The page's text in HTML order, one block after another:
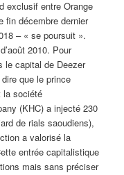
exclusif entre Orange
fin décembre dernier
– « se poursuit ».
2010. Pour
le capital de Deezer
que le prince
la société
(KHC) a injecté 230
de rials saoudiens),
a valorisé la
entrée capitalistique
mais sans préciser